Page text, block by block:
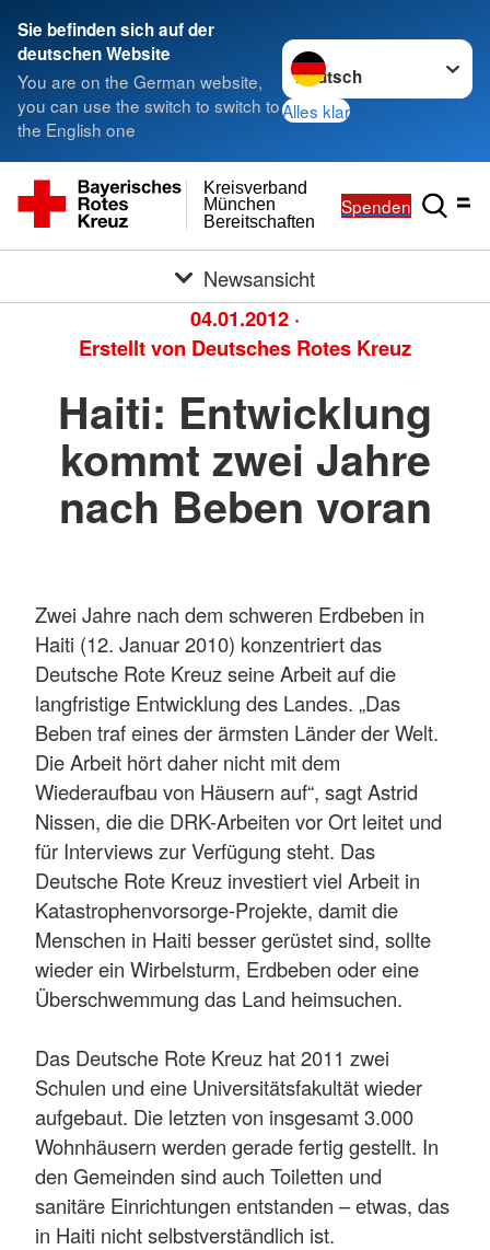
Sie befinden sich auf der
deutschen Website
You are on the German website,
you can use the switch to switch to
the English one
Sprache wechseln zu
Alles klar
Bereitschaften
München
Kreisverband
Spenden
Newsansicht
04.01.2012 ·
Erstellt von Deutsches Rotes Kreuz
Haiti: Entwicklung
kommt zwei Jahre
nach Beben voran
Zwei Jahre nach dem schweren Erdbeben in
Haiti (12. Januar 2010) konzentriert das
Deutsche Rote Kreuz seine Arbeit auf die
langfristige Entwicklung des Landes. „Das
Beben traf eines der ärmsten Länder der Welt.
Die Arbeit hört daher nicht mit dem
Wiederaufbau von Häusern auf“, sagt Astrid
Nissen, die die DRK-Arbeiten vor Ort leitet und
für Interviews zur Verfügung steht. Das
Deutsche Rote Kreuz investiert viel Arbeit in
Katastrophenvorsorge-Projekte, damit die
Menschen in Haiti besser gerüstet sind, sollte
wieder ein Wirbelsturm, Erdbeben oder eine
Überschwemmung das Land heimsuchen.
Das Deutsche Rote Kreuz hat 2011 zwei
Schulen und eine Universitätsfakultät wieder
aufgebaut. Die letzten von insgesamt 3.000
Wohnhäusern werden gerade fertig gestellt. In
den Gemeinden sind auch Toiletten und
sanitäre Einrichtungen entstanden – etwas, das
in Haiti nicht selbstverständlich ist.